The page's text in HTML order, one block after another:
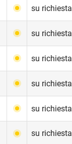
su richiesta
su richiesta
su richiesta
su richiesta
su richiesta
su richiesta